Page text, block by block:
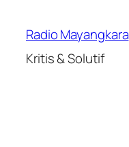
Radio Mayangkara
Kritis & Solutif